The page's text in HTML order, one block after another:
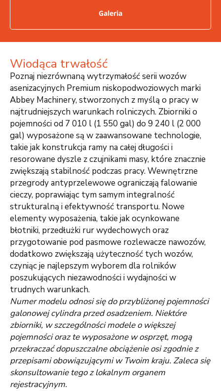
Galeria
Wiodąca trwałość
Poznaj niezrównaną wytrzymałość serii wozów
asenizacyjnych Premium niskopodwoziowych marki
Abbey Machinery, stworzonych z myślą o pracy w
najtrudniejszych warunkach rolniczych. Zbiorniki o
pojemności od 7 010 l (1 550 gal) do 9 240 l (2 000
gal) wyposażone są w zaawansowane technologie,
takie jak konstrukcja ramy na całej długości i
resorowane dyszle z czujnikami masy, które znacznie
zwiększają stabilność podczas pracy. Wewnętrzne
przegrody antyprzelewowe ograniczają falowanie
cieczy, poprawiając tym samym integralność
strukturalną i efektywność transportu. Nowe
elementy wyposażenia, takie jak ocynkowane
błotniki, przedłużki rur wydechowych oraz
przygotowanie pod pasmowe rozlewacze nawozów,
dodatkowo zwiększają użyteczność tych wozów,
czyniąc je najlepszym wyborem dla rolników
poszukujących niezawodności i wydajności w
trudnych warunkach.
Numer modelu odnosi się do przybliżonej pojemności
galonowej cylindra przed osadzeniem. Niektóre
zbiorniki, w szczególności modele o większej
pojemności oraz te wyposażone w osprzęt, mogą
przekraczać dopuszczalne obciążenie osi zgodnie z
przepisami obowiązującymi w Twoim kraju. Zaleca się
skonsultowanie tego z lokalnym organem
rejestracyjnym.